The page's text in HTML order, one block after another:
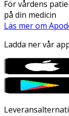
För vårdens
på din medicin
Läs mer om
Ladda ner vår